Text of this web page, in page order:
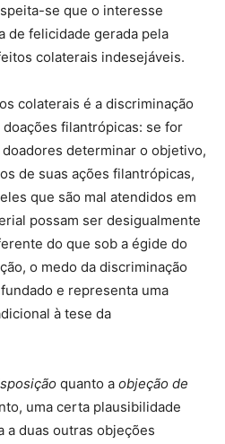
se que o interesse
de felicidade gerada pela
colaterais indesejáveis.
colaterais é a discriminação
filantrópicas: se for
determinar o objetivo,
de suas ações filantrópicas,
que são mal atendidos em
possam ser desigualmente
do que sob a égide do
o medo da discriminação
e representa uma
à tese da
quanto a objeção de
uma certa plausibilidade
a duas outras objeções